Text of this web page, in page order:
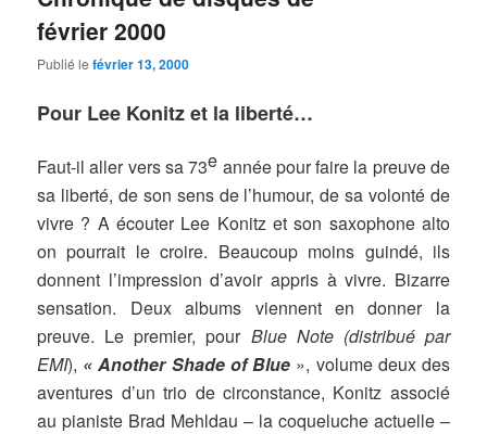
février 2000
Publié lefévrier 13, 2000
Pour Lee Konitz et la liberté…
Faut-il aller vers sa 73e année pour faire la preuve de
sa liberté, de son sens de l’humour, de sa volonté de
vivre ? A écouter Lee Konitz et son saxophone alto
on pourrait le croire. Beaucoup moins guindé, ils
donnent l’impression d’avoir appris à vivre. Bizarre
sensation. Deux albums viennent en donner la
preuve. Le premier, pour Blue Note (distribué par
EMI), « Another Shade of Blue », volume deux des
aventures d’un trio de circonstance, Konitz associé
au pianiste Brad Mehldau – la coqueluche actuelle –